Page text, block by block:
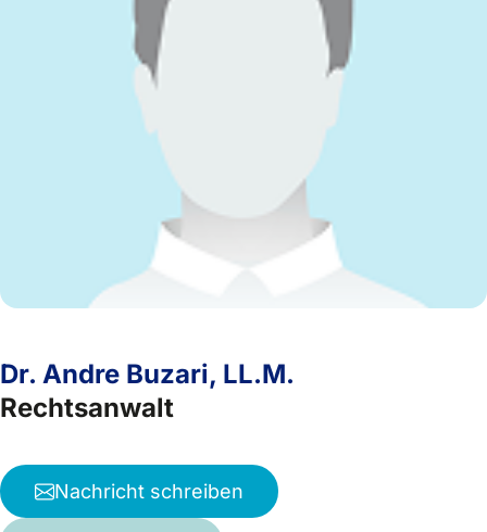
Dr. Andre Buzari, LL.M.
Rechtsanwalt
Nachricht schreiben